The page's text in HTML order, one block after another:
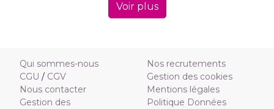
Voir plus
Qui sommes-nous
CGU / CGV
Nous contacter
Gestion des
Nos recrutements
Gestion des cookies
Mentions légales
Politique Données